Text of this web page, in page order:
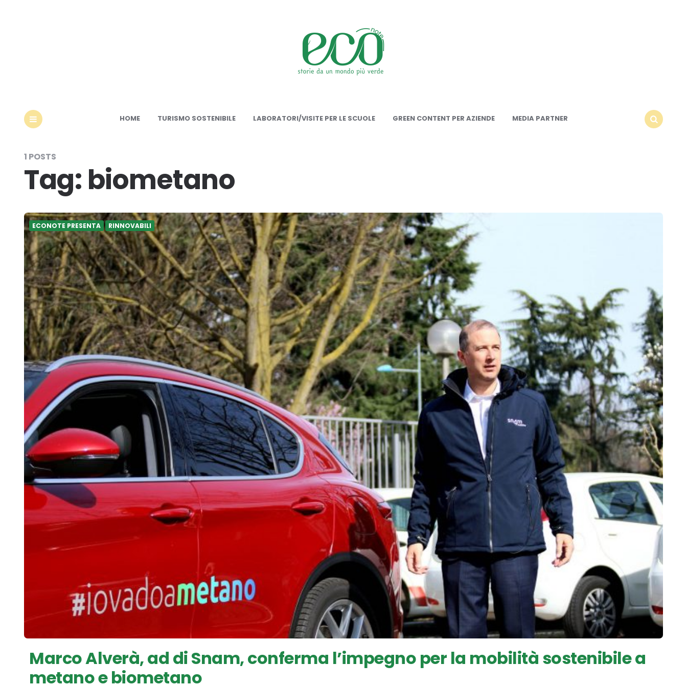
HOME TURISMO SOSTENIBILE LABORATORI/VISITE PER LE SCUOLE GREEN CONTENT PER AZIENDE
MEDIA PARTNER
1 POSTS
Tag: biometano
ECONOTE PRESENTA RINNOVABILI
Marco Alverà, ad di Snam, conferma l’impegno per la mobilità sostenibile a
metano e biometano